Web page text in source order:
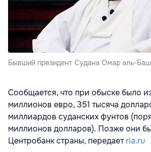
Бывший президент Судана Омар аль-
Сообщается, что при обыске было
миллионов евро, 351 тысяча
миллиардов суданских фунтов
миллионов долларов). Позже они
Центробанк страны, передаетria.ru